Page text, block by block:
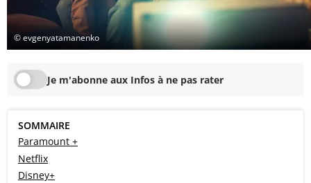
© evgenyatamanenko
Je m'abonne aux Infos à ne pas rater
SOMMAIRE
Paramount +
Netflix
Disney+